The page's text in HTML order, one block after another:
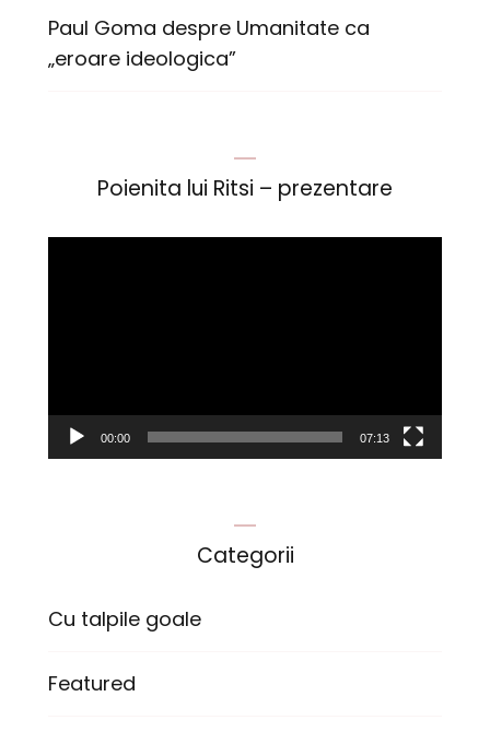
Paul Goma despre Umanitate ca
„eroare ideologica”
Poienita lui Ritsi – prezentare
00:00 07:13
Categorii
Cu talpile goale
Featured